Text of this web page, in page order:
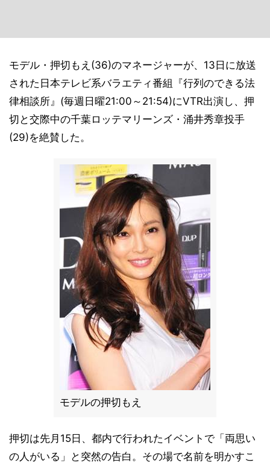
モデル・押切もえ(36)のマネージャーが、13日に放送
された日本テレビ系バラエティ番組『行列のできる法
律相談所』(毎週日曜21:00～21:54)にVTR出演し、押
切と交際中の千葉ロッテマリーンズ・涌井秀章投手
(29)を絶賛した。
モデルの押切もえ
押切は先月15日、都内で行われたイベントで「両思い
の人がいる」と突然の告白。その場で名前を明かすこ